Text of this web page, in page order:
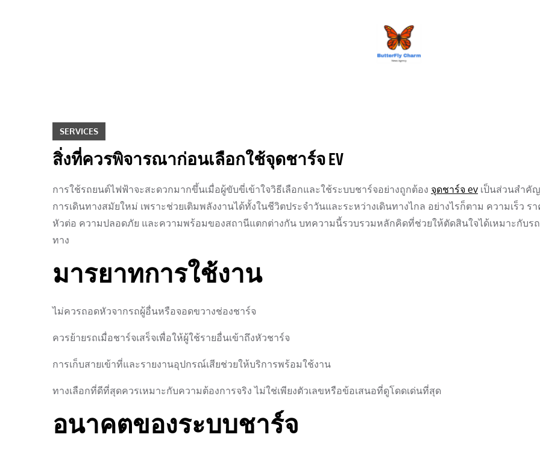
SERVICES
สิ่งที่ควรพิจารณาก่อนเลือกใช้จุดชาร์จ EV
การใช้รถยนต์ไฟฟ้าจะสะดวกมากขึ้นเมื่อผู้ขับขี่เข้าใจวิธีเลือกและใช้ระบบชาร์จอย่างถูกต้อง จุดชาร์จ ev เป็นส่วนสำคั
การเดินทางสมัยใหม่ เพราะช่วยเติมพลังงานได้ทั้งในชีวิตประจำวันและระหว่างเดินทางไกล อย่างไรก็ตาม ความเร็ว ร
หัวต่อ ความปลอดภัย และความพร้อมของสถานีแตกต่างกัน บทความนี้รวบรวมหลักคิดที่ช่วยให้ตัดสินใจได้เหมาะกับร
ทาง
มารยาทการใช้งาน
ไม่ควรถอดหัวจากรถผู้อื่นหรือจอดขวางช่องชาร์จ
ควรย้ายรถเมื่อชาร์จเสร็จเพื่อให้ผู้ใช้รายอื่นเข้าถึงหัวชาร์จ
การเก็บสายเข้าที่และรายงานอุปกรณ์เสียช่วยให้บริการพร้อมใช้งาน
ทางเลือกที่ดีที่สุดควรเหมาะกับความต้องการจริง ไม่ใช่เพียงตัวเลขหรือข้อเสนอที่ดูโดดเด่นที่สุด
อนาคตของระบบชาร์จ